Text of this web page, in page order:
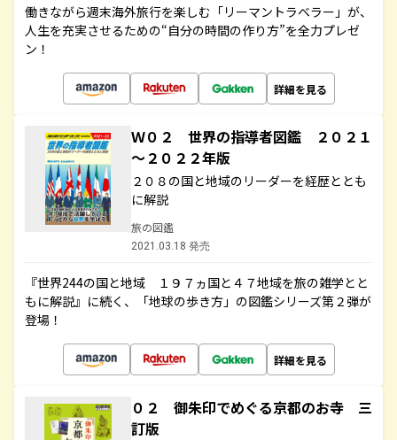
働きながら週末海外旅行を楽しむ「リーマントラベラー」が、
人生を充実させるための“自分の時間の作り方”を全力プレゼ
ン！
詳細を見る
Ｗ０２ 世界の指導者図鑑 ２０２１
～２０２２年版
２０８の国と地域のリーダーを経歴ととも
に解説
旅の図鑑
2021.03.18 発売
『世界244の国と地域 １９７ヵ国と４７地域を旅の雑学とと
もに解説』に続く、「地球の歩き方」の図鑑シリーズ第２弾が
登場！
詳細を見る
０２ 御朱印でめぐる京都のお寺 三
訂版